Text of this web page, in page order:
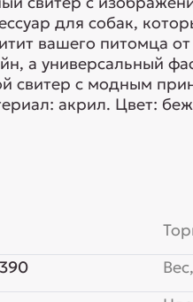
для собак,
вашего питомца
а универсальный
свитер с модным
акрил. Цвет: